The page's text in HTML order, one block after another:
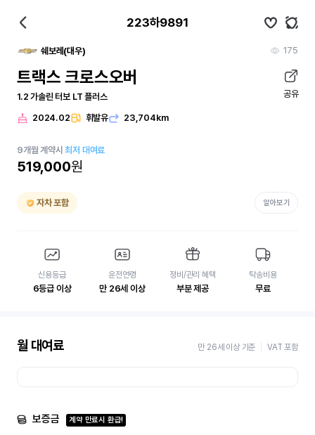
223하9891
쉐보레(대우) 175
트랙스 크로스오버
1.2 가솔린 터보 LT 플러스 공유
2024.02 휘발유 23,704km
9개월 계약시최저 대여료
519,000원
자차 포함 알아보기
신용등급
6등급 이상
운전연령
만 26세 이상
정비/관리 혜택
부분 제공
탁송비용
무료
월 대여료 만 26세 이상 기준 VAT 포함
보증금 계약 만료시 환급!